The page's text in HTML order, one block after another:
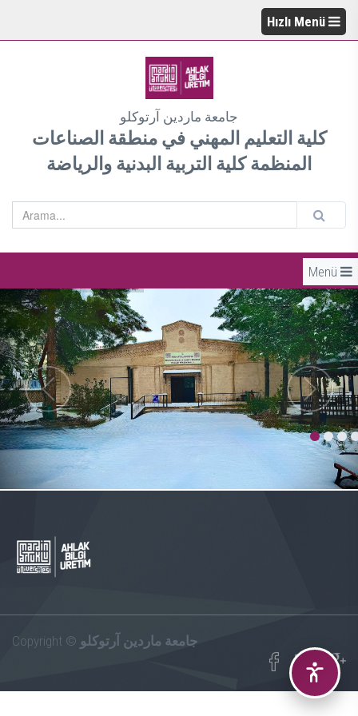
Hızlı Menü
جامعة ماردين آرتوكلو
كلية التعليم المهني في منطقة الصناعات
المنظمة كلية التربية البدنية والرياضة
Menü
Copyright © جامعة ماردين آرتوكلو